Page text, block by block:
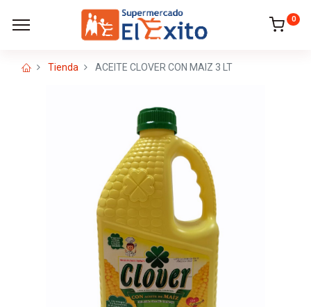
0
Tienda ACEITE CLOVER CON MAIZ 3 LT